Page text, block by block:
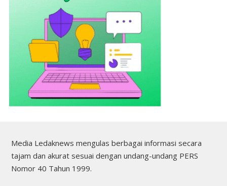
Media Ledaknews mengulas berbagai informasi secara
tajam dan akurat sesuai dengan undang-undang PERS
Nomor 40 Tahun 1999.